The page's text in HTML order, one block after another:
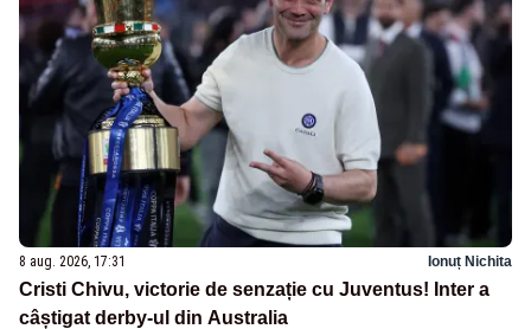
8 aug. 2026, 17:31 Ionuț Nichita
Cristi Chivu, victorie de senzație cu Juventus! Inter a
câștigat derby-ul din Australia